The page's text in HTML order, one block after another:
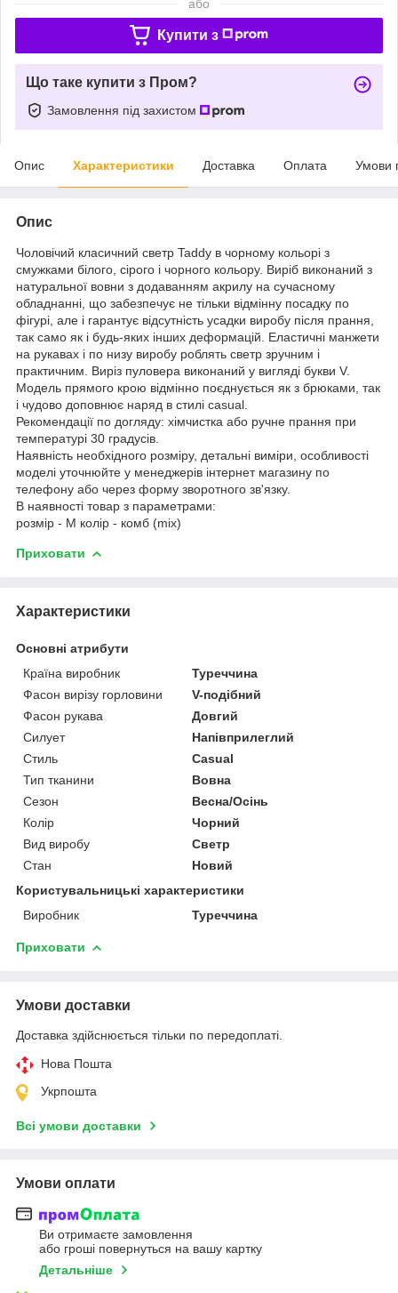
або
Купити з
Що таке купити з Пром?
Замовлення під захистом
Опис Характеристики Доставка Оплата Умови
Опис
Чоловічий класичний светр Taddy в чорному кольорі з
смужками білого, сірого і чорного кольору. Виріб виконаний з
натуральної вовни з додаванням акрилу на сучасному
обладнанні, що забезпечує не тільки відмінну посадку по
фігурі, але і гарантує відсутність усадки виробу після прання,
так само як і будь-яких інших деформацій. Еластичні манжети
на рукавах і по низу виробу роблять светр зручним і
практичним. Виріз пуловера виконаний у вигляді букви V.
Модель прямого крою відмінно поєднується як з брюками, так
і чудово доповнює наряд в стилі casual.
Рекомендації по догляду: хімчистка або ручне прання при
температурі 30 градусів.
Наявність необхідного розміру, детальні виміри, особливості
моделі уточнюйте у менеджерів інтернет магазину по
телефону або через форму зворотного зв'язку.
В наявності товар з параметрами:
розмір - M колір - комб (mix)
Приховати
Характеристики
Основні атрибути
Країна виробник
Туреччина
Фасон вирізу горловини
V-подібний
Фасон рукава
Довгий
Силует
Напівприлеглий
Стиль
Casual
Тип тканини
Вовна
Сезон
Весна/Осінь
Колір
Чорний
Вид виробу
Светр
Стан
Новий
Користувальницькі характеристики
Виробник
Туреччина
Приховати
Умови доставки
Доставка здійснюється тільки по передоплаті.
Нова Пошта
Укрпошта
Всі умови доставки
Умови оплати
Ви отримаєте замовлення
або гроші повернуться на вашу картку
Детальніше